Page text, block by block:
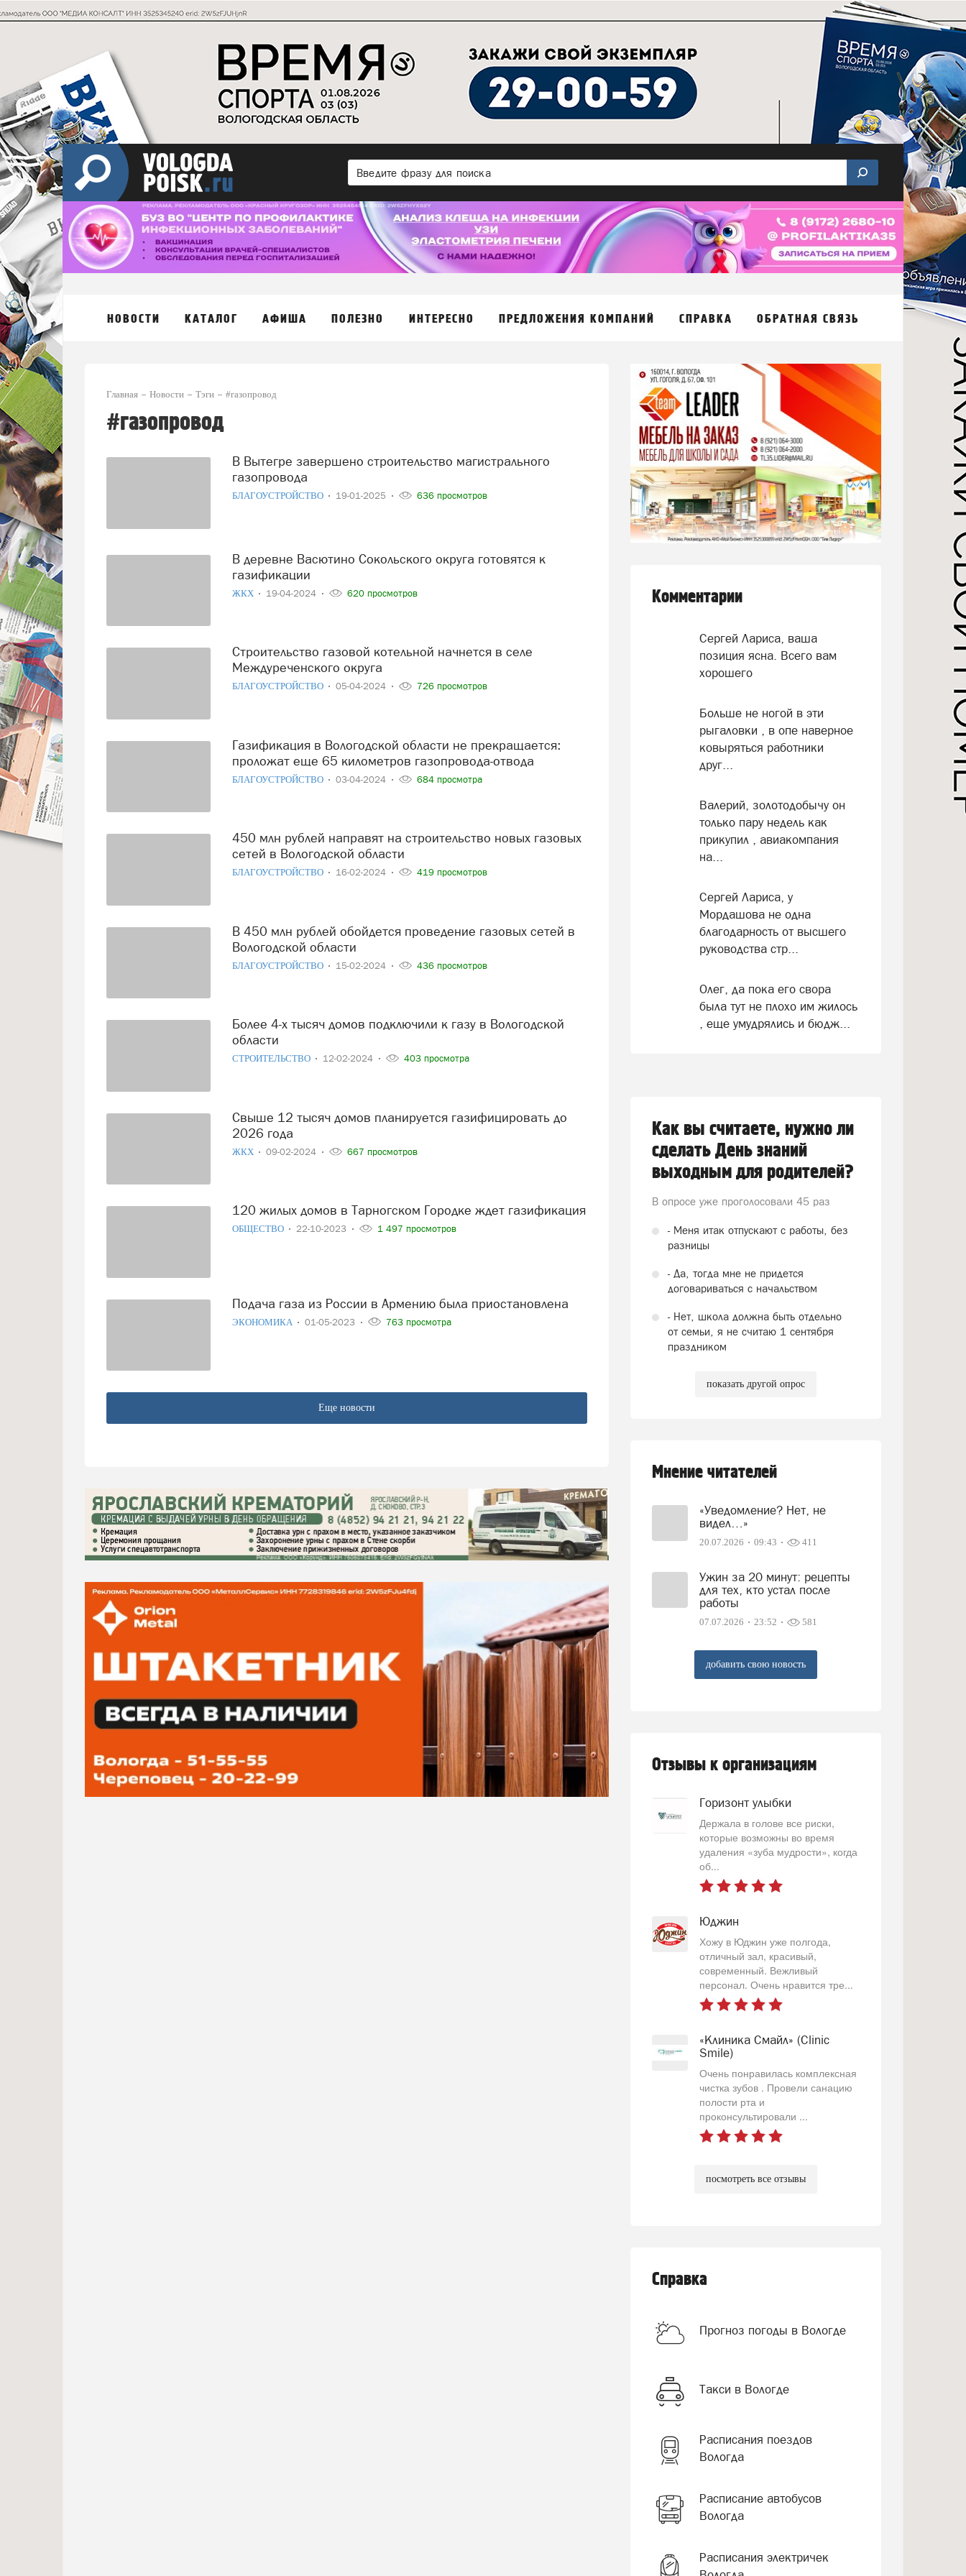
НОВОСТИ КАТАЛОГ АФИША ПОЛЕЗНО ИНТЕРЕСНО ПРЕДЛОЖЕНИЯ КОМПАНИЙ СПРАВКА ОБРАТНАЯ СВЯЗЬ
Главная Новости Тэги #газопровод
#газопровод
В Вытегре завершено строительство магистрального
газопровода
БЛАГОУСТРОЙСТВО 19-01-2025 636 просмотров
В деревне Васютино Сокольского округа готовятся к
газификации
ЖКХ 19-04-2024 620 просмотров
Строительство газовой котельной начнется в селе
Междуреченского округа
БЛАГОУСТРОЙСТВО 05-04-2024 726 просмотров
Газификация в Вологодской области не прекращается:
проложат еще 65 километров газопровода-отвода
БЛАГОУСТРОЙСТВО 03-04-2024 684 просмотра
450 млн рублей направят на строительство новых газовых
сетей в Вологодской области
БЛАГОУСТРОЙСТВО 16-02-2024 419 просмотров
В 450 млн рублей обойдется проведение газовых сетей в
Вологодской области
БЛАГОУСТРОЙСТВО 15-02-2024 436 просмотров
Более 4-х тысяч домов подключили к газу в Вологодской
области
СТРОИТЕЛЬСТВО 12-02-2024 403 просмотра
Свыше 12 тысяч домов планируется газифицировать до
2026 года
ЖКХ 09-02-2024 667 просмотров
120 жилых домов в Тарногском Городке ждет газификация
ОБЩЕСТВО 22-10-2023 1 497 просмотров
Подача газа из России в Армению была приостановлена
ЭКОНОМИКА 01-05-2023 763 просмотра
Еще новости
Комментарии
Сергей Лариса, ваша
позиция ясна. Всего вам
хорошего
Больше не ногой в эти
рыгаловки , в опе наверное
ковыряться работники
друг...
Валерий, золотодобычу он
только пару недель как
прикупил , авиакомпания
на...
Сергей Лариса, у
Мордашова не одна
благодарность от высшего
руководства стр...
Олег, да пока его свора
была тут не плохо им жилось
, еще умудрялись и бюдж...
Как вы считаете, нужно ли
сделать День знаний
выходным для родителей?
В опросе уже проголосовали 45 раз
- Меня итак отпускают с работы, без
разницы
- Да, тогда мне не придется
договариваться с начальством
- Нет, школа должна быть отдельно
от семьи, я не считаю 1 сентября
праздником
показать другой опрос
Мнение читателей
«Уведомление? Нет, не
видел…»
20.07.2026 09:43 411
Ужин за 20 минут: рецепты
для тех, кто устал после
работы
07.07.2026 23:52 581
добавить свою новость
Отзывы к организациям
Горизонт улыбки
Держала в голове все риски,
которые возможны во время
удаления «зуба мудрости», когда
об...
Юджин
Хожу в Юджин уже полгода,
отличный зал, красивый,
современный. Вежливый
персонал. Очень нравится тре...
«Клиника Смайл» (Clinic
Smile)
Очень понравилась комплексная
чистка зубов . Провели санацию
полости рта и
проконсультировали ...
посмотреть все отзывы
Справка
Прогноз погоды в Вологде
Такси в Вологде
Расписания поездов
Вологда
Расписание автобусов
Вологда
Расписания электричек